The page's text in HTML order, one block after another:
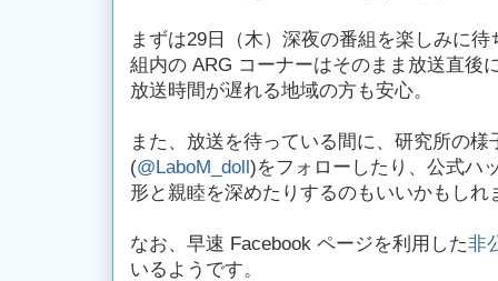
まずは29日（木）深夜の番組を楽しみに
組内の ARG コーナーはそのまま放送直後
放送時間が遅れる地域の方も安心。
また、放送を待っている間に、研究所の
(@LaboM_doll)をフォローしたり、公式ハ
形と親睦を深めたりするのもいいかもしれ
なお、早速 Facebook ページを利用した非
いるようです。